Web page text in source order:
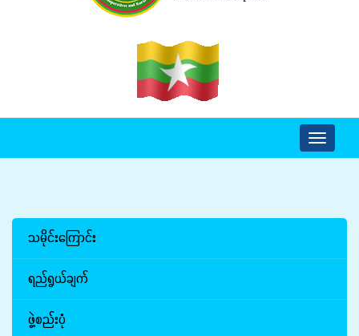
Toggle
သမိုင်းကြောင်း
ရည်ရွယ်ချက်
ဖွဲ့စည်းပုံ